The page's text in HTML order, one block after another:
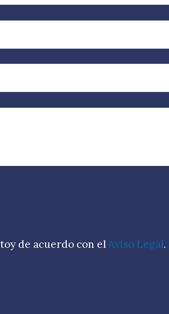
de acuerdo con elAviso Legal.